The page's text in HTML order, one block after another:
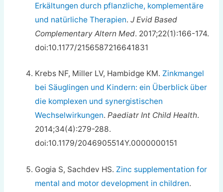
Erkältungen durch pflanzliche, komplementäre
und natürliche Therapien.J Evid Based
Complementary Altern Med. 2017;22(1):166-174.
doi:10.1177/2156587216641831
Krebs NF, Miller LV, Hambidge KM. Zinkmangel
bei Säuglingen und Kindern: ein Überblick über
die komplexen und synergistischen
Wechselwirkungen.Paediatr Int Child Health.
2014;34(4):279-288.
doi:10.1179/2046905514Y.0000000151
Gogia S, Sachdev HS. Zinc supplementation for
mental and motor development in children.